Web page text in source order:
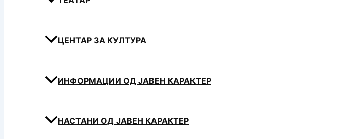
ЦЕНТАР ЗА КУЛТУРА
ИНФОРМАЦИИ ОД ЈАВЕН КАРАКТЕР
НАСТАНИ ОД ЈАВЕН КАРАКТЕР